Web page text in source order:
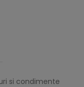
si condimente